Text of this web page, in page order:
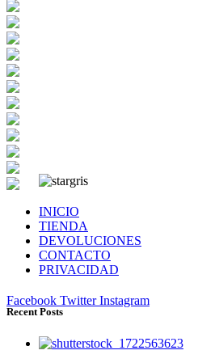
INICIO
TIENDA
DEVOLUCIONES
CONTACTO
PRIVACIDAD
Facebook Twitter Instagram
Recent Posts